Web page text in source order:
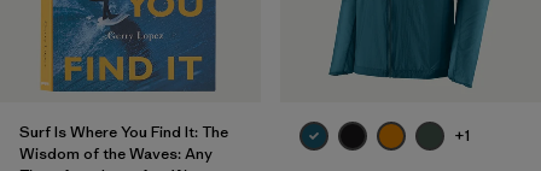
Surf Is Where You Find It: The
Wisdom of the Waves: Any
+1